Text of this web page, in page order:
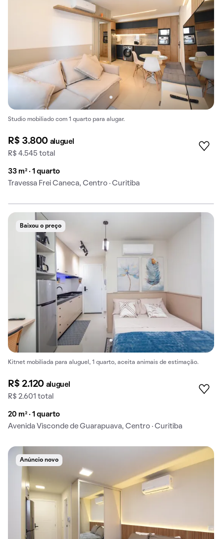
Studio mobiliado com 1 quarto para alugar.
R$ 3.800 aluguel
R$ 4.545 total
33 m² · 1 quarto
Travessa Frei Caneca, Centro · Curitiba
Baixou o preço
Kitnet mobiliada para aluguel, 1 quarto, aceita animais de estimação.
R$ 2.120 aluguel
R$ 2.601 total
20 m² · 1 quarto
Avenida Visconde de Guarapuava, Centro · Curitiba
Anúncio novo